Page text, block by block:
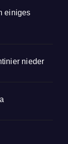
einiges
nieder